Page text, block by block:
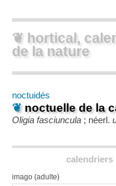
❦ hortical,
de la nature
noctuidés
❦ noctuelle de la
Oligia fasciuncula ; néerl.
calendriers
imago (adulte)